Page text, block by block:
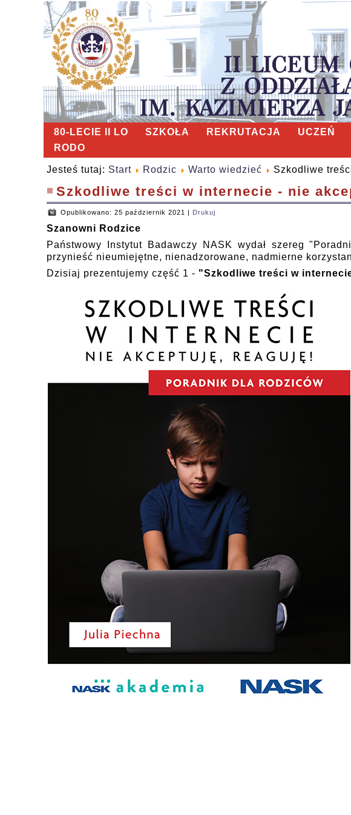
80-LECIE II LO SZKOŁA REKRUTACJA UCZEŃ
RODO
Jesteś tutaj: Start Rodzic Warto wiedzieć Szkodliwe
Szkodliwe treści w internecie - nie
Opublikowano: 25 październik 2021 | Drukuj
Szanowni Rodzice
Państwowy Instytut Badawczy NASK wydał szereg
przynieść nieumiejętne, nienadzorowane, nadmierne
Dzisiaj prezentujemy część 1 - "Szkodliwe treści w